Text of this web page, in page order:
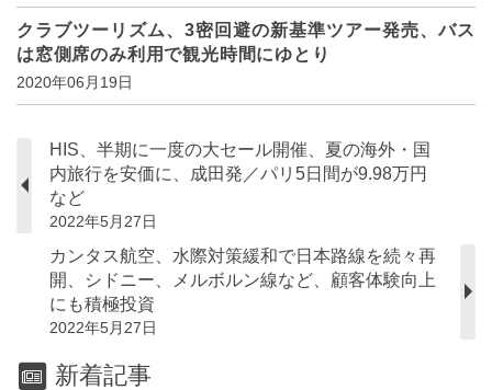
クラブツーリズム、3密回避の新基準ツアー発売、バス
は窓側席のみ利用で観光時間にゆとり
2020年06月19日
HIS、半期に一度の大セール開催、夏の海外・国
内旅行を安価に、成田発／パリ5日間が9.98万円
など
2022年5月27日
カンタス航空、水際対策緩和で日本路線を続々再
開、シドニー、メルボルン線など、顧客体験向上
にも積極投資
2022年5月27日
新着記事